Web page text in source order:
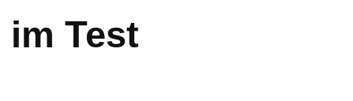
im Test